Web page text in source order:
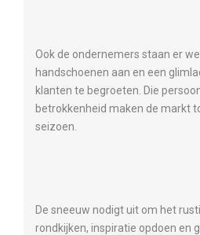
Ook de ondernemers staan er
handschoenen aan en een
klanten te begroeten. Die
betrokkenheid maken de markt
seizoen.
De sneeuw nodigt uit om het
rondkijken, inspiratie opdoen en